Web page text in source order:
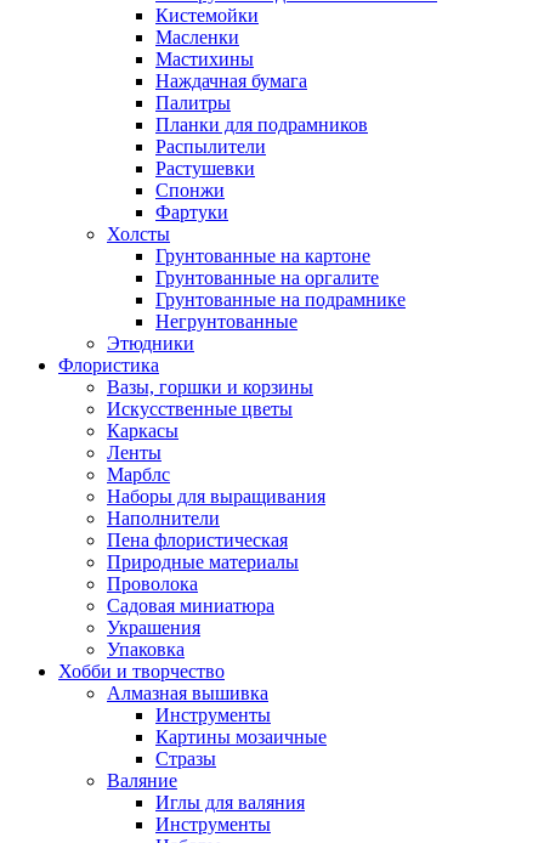
Кистемойки
Масленки
Мастихины
Наждачная бумага
Палитры
Планки для подрамников
Распылители
Растушевки
Спонжи
Фартуки
Холсты
Грунтованные на картоне
Грунтованные на оргалите
Грунтованные на подрамнике
Негрунтованные
Этюдники
Флористика
Вазы, горшки и корзины
Искусственные цветы
Каркасы
Ленты
Марблс
Наборы для выращивания
Наполнители
Пена флористическая
Природные материалы
Проволока
Садовая миниатюра
Украшения
Упаковка
Хобби и творчество
Алмазная вышивка
Инструменты
Картины мозаичные
Стразы
Валяние
Иглы для валяния
Инструменты